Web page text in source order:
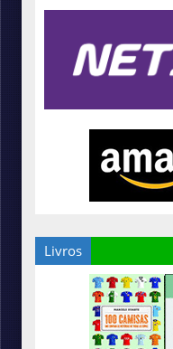
Livros